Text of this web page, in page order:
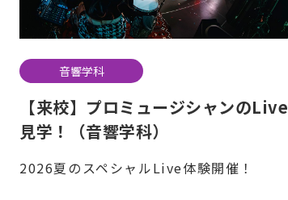
音響学科
【来校】プロミュージシャンのLive
見学！（音響学科）
2026夏のスペシャルLive体験開催！